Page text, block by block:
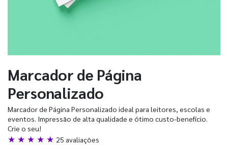
Marcador de Página
Personalizado
Marcador de Página Personalizado ideal para leitores, escolas e
eventos. Impressão de alta qualidade e ótimo custo-benefício.
Crie o seu!
★ ★ ★ ★ ★ 25 avaliações